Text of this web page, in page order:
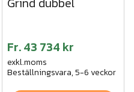
Fr.43 734 kr
exkl.moms
Beställningsvara, 5-6 veckor